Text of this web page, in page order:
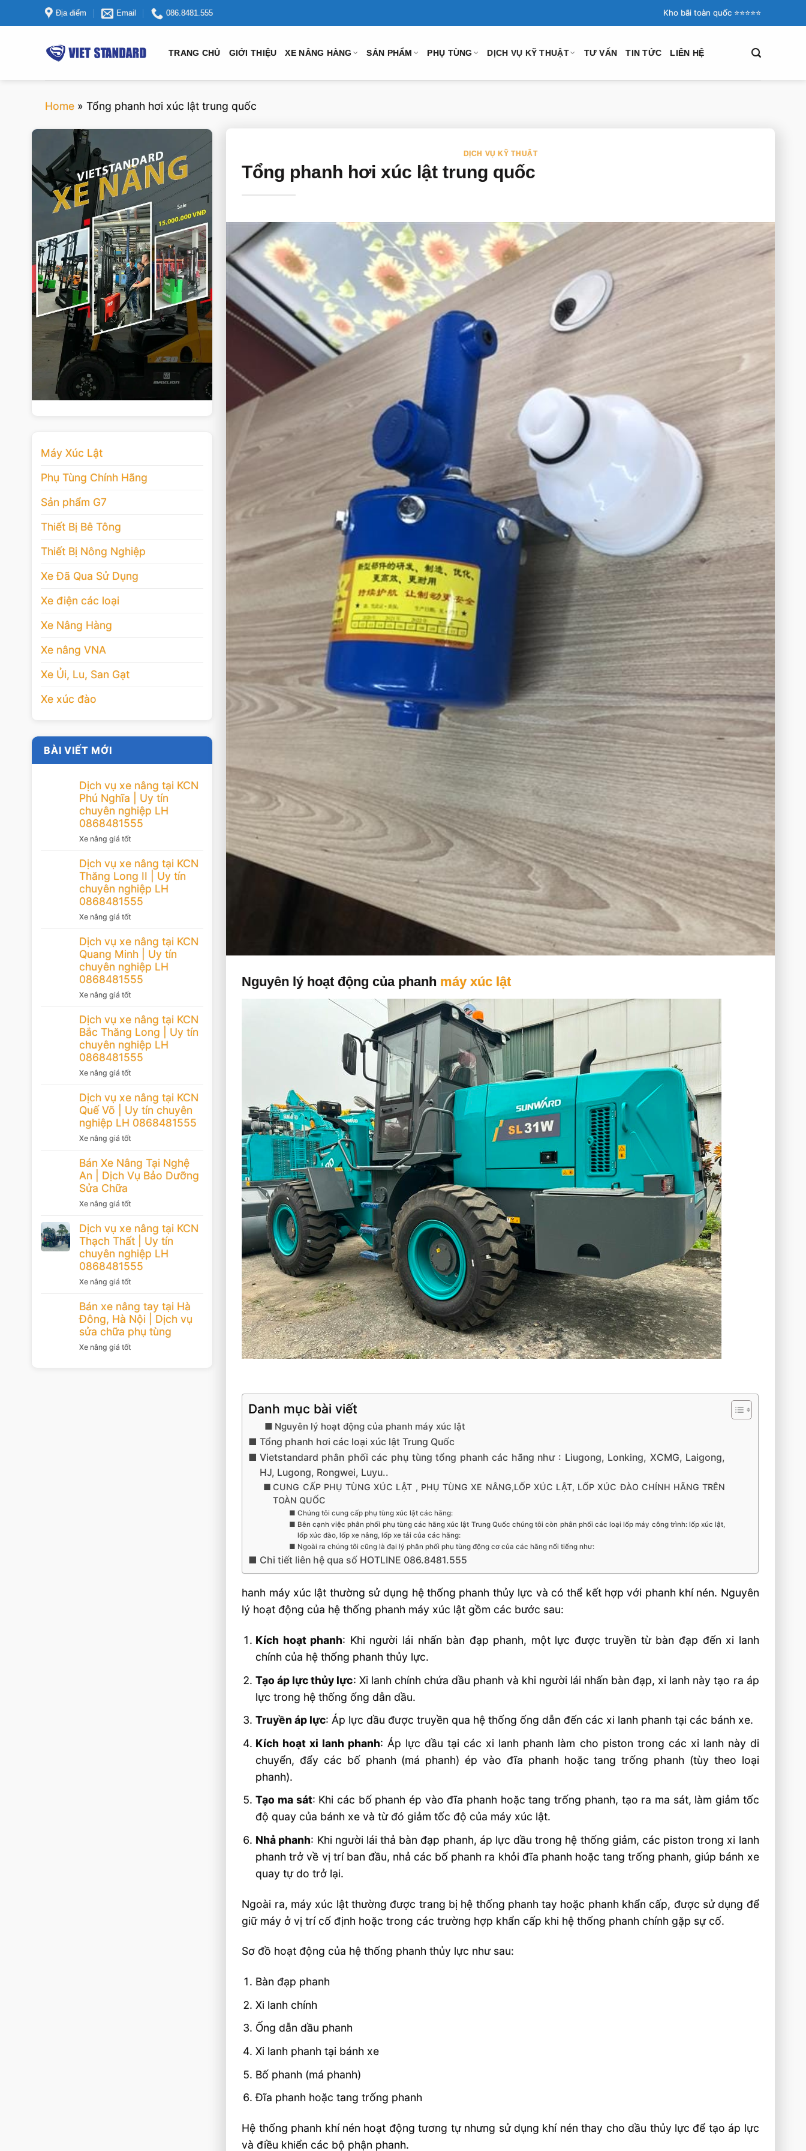
qua
Địa điểm Email 086.8481.555 Kho bãi toàn quốc ⭐️⭐️⭐️⭐️⭐️
TRANG CHỦ GIỚI THIỆU XE NÂNG HÀNG SẢN PHẨM PHỤ TÙNG DỊCH VỤ KỸ THUẬT TƯ VẤN TIN TỨC LIÊN HỆ
Home » Tổng phanh hơi xúc lật trung quốc
VIETSTANDARD VIỆT NAM
Xe-nang
Máy Xúc Lật
Phụ Tùng Chính Hãng
Sản phẩm G7
Thiết Bị Bê Tông
Thiết Bị Nông Nghiệp
Xe Đã Qua Sử Dụng
Xe điện các loại
Xe Nâng Hàng
Xe nâng VNA
Xe Ủi, Lu, San Gạt
Xe xúc đào
BÀI VIẾT MỚI
Dịch vụ xe nâng tại KCN
Phú Nghĩa | Uy tín
chuyên nghiệp LH
0868481555
Xe nâng giá tốt
Dịch vụ xe nâng tại KCN
Thăng Long II | Uy tín
chuyên nghiệp LH
0868481555
Xe nâng giá tốt
Dịch vụ xe nâng tại KCN
Quang Minh | Uy tín
chuyên nghiệp LH
0868481555
Xe nâng giá tốt
Dịch vụ xe nâng tại KCN
Bắc Thăng Long | Uy tín
chuyên nghiệp LH
0868481555
Xe nâng giá tốt
Dịch vụ xe nâng tại KCN
Quế Võ | Uy tín chuyên
nghiệp LH 0868481555
Xe nâng giá tốt
Bán Xe Nâng Tại Nghệ
An | Dịch Vụ Bảo Dưỡng
Sửa Chữa
Xe nâng giá tốt
Dịch vụ xe nâng tại KCN
Thạch Thất | Uy tín
chuyên nghiệp LH
0868481555
Xe nâng giá tốt
Bán xe nâng tay tại Hà
Đông, Hà Nội | Dịch vụ
sửa chữa phụ tùng
Xe nâng giá tốt
DỊCH VỤ KỸ THUẬT
Tổng phanh hơi xúc lật trung quốc
Nguyên lý hoạt động của phanh máy xúc lật
Danh mục bài viết
Nguyên lý hoạt động của phanh máy xúc lật
Tổng phanh hơi các loại xúc lật Trung Quốc
Vietstandard phân phối các phụ tùng tổng phanh các hãng như : Liugong, Lonking, XCMG, Laigong,
HJ, Lugong, Rongwei, Luyu..
CUNG CẤP PHỤ TÙNG XÚC LẬT , PHỤ TÙNG XE NÂNG,LỐP XÚC LẬT, LỐP XÚC ĐÀO CHÍNH HÃNG TRÊN
TOÀN QUỐC
Chúng tôi cung cấp phụ tùng xúc lật các hãng:
Bên cạnh việc phân phối phụ tùng các hãng xúc lật Trung Quốc chúng tôi còn phân phối các loại lốp máy công trình: lốp xúc lật,
lốp xúc đào, lốp xe nâng, lốp xe tải của các hãng:
Ngoài ra chúng tôi cũng là đại lý phân phối phụ tùng động cơ của các hãng nổi tiếng như:
Chi tiết liên hệ qua số HOTLINE 086.8481.555
hanh máy xúc lật thường sử dụng hệ thống phanh thủy lực và có thể kết hợp với phanh khí nén. Nguyên
lý hoạt động của hệ thống phanh máy xúc lật gồm các bước sau:
Kích hoạt phanh: Khi người lái nhấn bàn đạp phanh, một lực được truyền từ bàn đạp đến xi lanh
chính của hệ thống phanh thủy lực.
Tạo áp lực thủy lực: Xi lanh chính chứa dầu phanh và khi người lái nhấn bàn đạp, xi lanh này tạo ra áp
lực trong hệ thống ống dẫn dầu.
Truyền áp lực: Áp lực dầu được truyền qua hệ thống ống dẫn đến các xi lanh phanh tại các bánh xe.
Kích hoạt xi lanh phanh: Áp lực dầu tại các xi lanh phanh làm cho piston trong các xi lanh này di
chuyển, đẩy các bố phanh (má phanh) ép vào đĩa phanh hoặc tang trống phanh (tùy theo loại
phanh).
Tạo ma sát: Khi các bố phanh ép vào đĩa phanh hoặc tang trống phanh, tạo ra ma sát, làm giảm tốc
độ quay của bánh xe và từ đó giảm tốc độ của máy xúc lật.
Nhả phanh: Khi người lái thả bàn đạp phanh, áp lực dầu trong hệ thống giảm, các piston trong xi lanh
phanh trở về vị trí ban đầu, nhả các bố phanh ra khỏi đĩa phanh hoặc tang trống phanh, giúp bánh xe
quay tự do trở lại.
Ngoài ra, máy xúc lật thường được trang bị hệ thống phanh tay hoặc phanh khẩn cấp, được sử dụng để
giữ máy ở vị trí cố định hoặc trong các trường hợp khẩn cấp khi hệ thống phanh chính gặp sự cố.
Sơ đồ hoạt động của hệ thống phanh thủy lực như sau:
Bàn đạp phanh
Xi lanh chính
Ống dẫn dầu phanh
Xi lanh phanh tại bánh xe
Bố phanh (má phanh)
Đĩa phanh hoặc tang trống phanh
Hệ thống phanh khí nén hoạt động tương tự nhưng sử dụng khí nén thay cho dầu thủy lực để tạo áp lực
và điều khiển các bộ phận phanh.